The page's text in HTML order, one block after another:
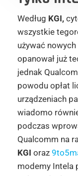
Według KGI,
wszystkie
używać
opanował już
jednak
powodu opłat
urządzeniach
wiadomo
podczas
Qualcomm na
KGI oraz
modemy Intela